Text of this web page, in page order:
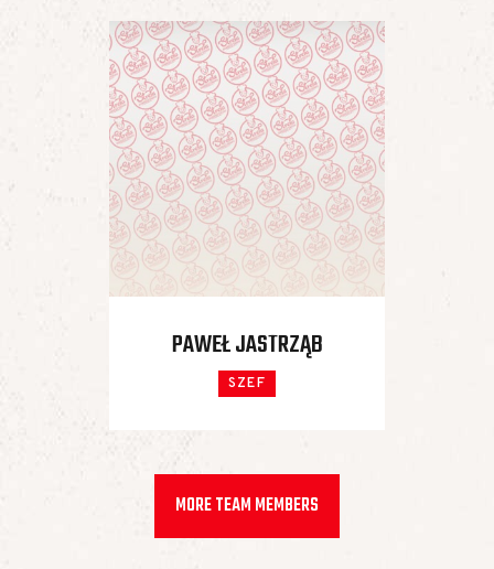
PAWEŁ JASTRZĄB
SZEF
MORE TEAM MEMBERS